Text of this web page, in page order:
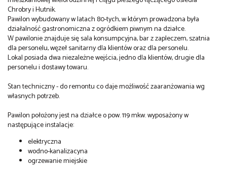
Chrobry i Hutnik.
Pawilon wybudowany w latach 80-tych, w którym prowadzona była
działalność gastronomiczna z ogródkiem piwnym na działce.
W pawilonie znajduje się sala konsumpcyjna, bar z zapleczem, szatnia
dla personelu, węzeł sanitarny dla klientów oraz dla personelu.
Lokal posiada dwa niezależne wejścia, jedno dla klientów, drugie dla
personelu i dostawy towaru.
Stan techniczny - do remontu co daje możliwość zaaranżowania wg
własnych potrzeb.
Pawilon położony jest na działce o pow. 119 mkw. wyposażony w
następujące instalacje:
elektryczna
wodno-kanalizacyna
ogrzewanie miejskie